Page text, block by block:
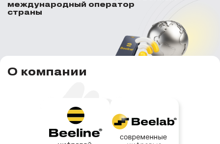
международный оператор
страны
О компании